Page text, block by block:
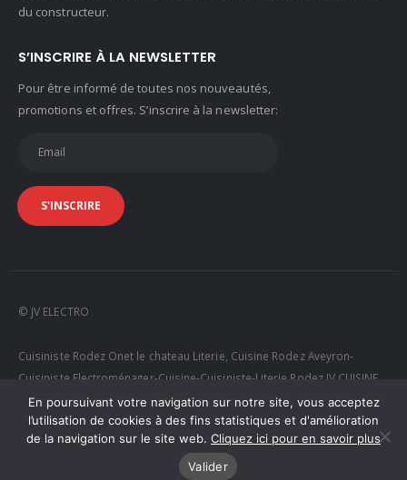
du constructeur.
S’INSCRIRE À LA NEWSLETTER
Pour être informé de toutes nos nouveautés,
promotions et offres. S’inscrire à la newsletter:
© JV ELECTRO
Cuisiniste Rodez Onet le chateau Literie, Cuisine Rodez Aveyron-
Cuisiniste Electroménager-Cuisine-Cuisiniste-Literie Rodez JV CUISINE
RODEZ
En poursuivant votre navigation sur notre site, vous acceptez
l’utilisation de cookies à des fins statistiques et d'amélioration
de la navigation sur le site web. Cliquez ici pour en savoir plus
Valider